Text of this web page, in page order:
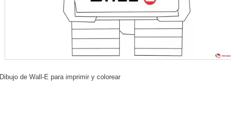
Dibujo de Wall-E para imprimir y colorear